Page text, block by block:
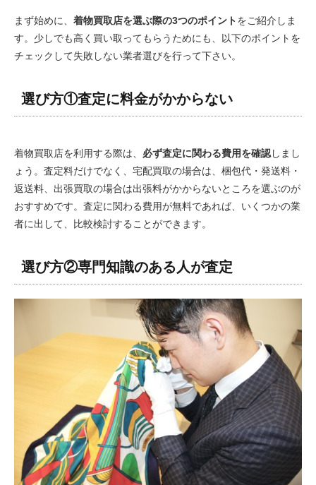
まず始めに、 着物買取店を選ぶ際の3つのポイントをご紹介しま
す。少しでも高く買い取ってもらうためにも、以下のポイントを
チェックして失敗しない業者選びを行って下さい。
選び方①査定に料金がかからない
着物買取店を利用する際は、 必ず査定に関わる費用を確認しまし
ょう。査定料だけでなく、宅配買取の場合は、梱包代・発送料・
返送料、出張買取の場合は出張料がかからないところを選ぶのが
おすすめです。査定に関わる費用が無料であれば、いくつかの業
者に出して、比較検討することができます。
選び方②専門知識のある人が査定